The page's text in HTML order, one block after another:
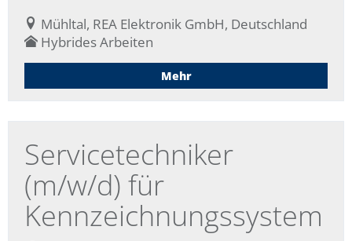
Mühltal, REA Elektronik GmbH, Deutschland
Hybrides Arbeiten
Mehr
Servicetechniker
(m/w/d) für
Kennzeichnungssystem